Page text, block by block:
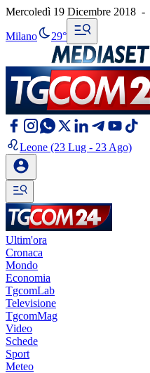
Mercoledì 19 Dicembre 2018 -
Milano 29°
Leone (23 Lug - 23 Ago)
Ultim'ora
Cronaca
Mondo
Economia
TgcomLab
Televisione
TgcomMag
Video
Schede
Sport
Meteo